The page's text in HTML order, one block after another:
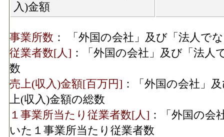
入)金額
事業所数 ： 「外国の会社」及び「法人で
従業者数[人] ：「外国の会社」及び「法
数
売上(収入)金額[百万円] ：「外国の会社」
上(収入)金額の総数
１事業所当たり従業者数[人] ：「外国の会
いた１事業所当たり従業者数